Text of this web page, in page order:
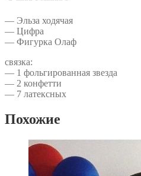
— Эльза ходячая
— Цифра
— Фигурка Олаф
связка:
— 1 фольгированная звезда
— 2 конфетти
— 7 латексных
Похожие